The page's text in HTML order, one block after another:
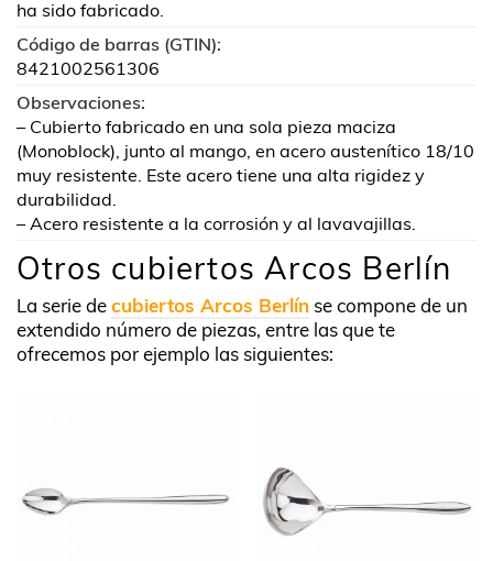
ha sido fabricado.
Código de barras (GTIN):
8421002561306
Observaciones:
– Cubierto fabricado en una sola pieza maciza
(Monoblock), junto al mango, en acero austenítico 18/10
muy resistente. Este acero tiene una alta rigidez y
durabilidad.
– Acero resistente a la corrosión y al lavavajillas.
Otros cubiertos Arcos Berlín
La serie decubiertos Arcos Berlín se compone de un
extendido número de piezas, entre las que te
ofrecemos por ejemplo las siguientes: